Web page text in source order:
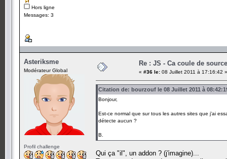
Hors ligne
Messages: 3
Asteriksme
Modérateur Global
Profil challenge
Re : JS - Ca coule de source
« #36 le: 08 Juillet 2011 à 17:16:42 »
Citation de: bourzouf le 08 Juillet 2011 à
Bonjour,
Est-ce normal que sur tous les autres sites que j'ai
détecte aucun ?
B.
Qui ça "il", un addon ? (j'imagine)...